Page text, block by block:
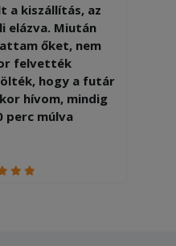
a kiszállítás, az
elázva. Miután
őket, nem
felvették
hogy a futár
hívom, mindig
perc múlva